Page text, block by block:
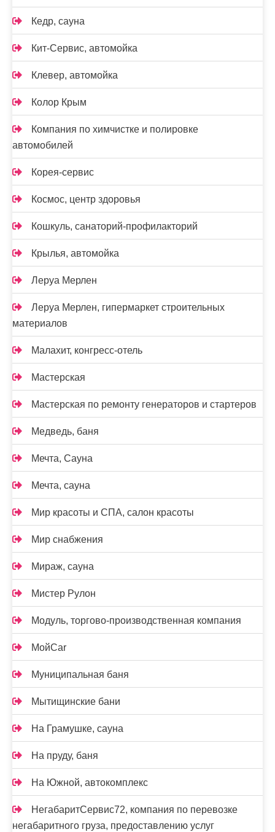
Кедр, сауна
Кит-Сервис, автомойка
Клевер, автомойка
Колор Крым
Компания по химчистке и полировке
автомобилей
Корея-сервис
Космос, центр здоровья
Кошкуль, санаторий-профилакторий
Крылья, автомойка
Леруа Мерлен
Леруа Мерлен, гипермаркет строительных
материалов
Малахит, конгресс-отель
Мастерская
Мастерская по ремонту генераторов и стартеров
Медведь, баня
Мечта, Сауна
Мечта, сауна
Мир красоты и СПА, салон красоты
Мир снабжения
Мираж, сауна
Мистер Рулон
Модуль, торгово-производственная компания
МойCar
Муниципальная баня
Мытищинские бани
На Грамушке, сауна
На пруду, баня
На Южной, автокомплекс
НегабаритСервис72, компания по перевозке
негабаритного груза, предоставлению услуг